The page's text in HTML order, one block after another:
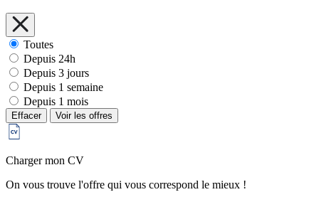
Toutes
Depuis 24h
Depuis 3 jours
Depuis 1 semaine
Depuis 1 mois
Effacer Voir les offres
Charger mon CV
On vous trouve l'offre qui vous correspond le mieux !